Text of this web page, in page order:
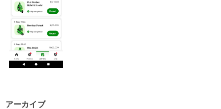
アーカイブ